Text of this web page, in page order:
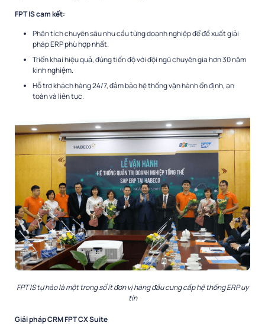
FPT IS cam kết:
Phân tích chuyên sâu nhu cầu từng doanh nghiệp để đề xuất giải
pháp ERP phù hợp nhất.
Triển khai hiệu quả, đúng tiến độ với đội ngũ chuyên gia hơn 30 năm
kinh nghiệm.
Hỗ trợ khách hàng 24/7, đảm bảo hệ thống vận hành ổn định, an
toàn và liên tục.
FPT IS tự hào là một trong số ít đơn vị hàng đầu cung cấp hệ thống ERP uy
tín
Giải pháp CRM FPT CX Suite